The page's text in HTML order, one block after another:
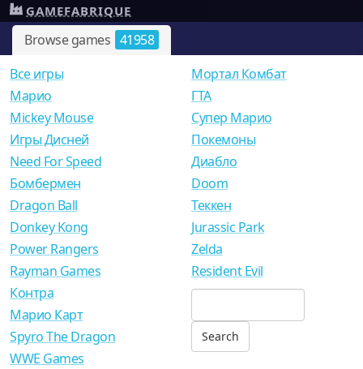
Browse games 41958
GAMEFABRIQUE
Все игры
Mарио
Mickey Mouse
Игры Дисней
Need For Speed
Мортал Комбат
ГТА
Супер Марио
Покемоны
Диабло
Бомбермен
Dragon Ball
Donkey Kong
Power Rangers
Rayman Games
Doom
Теккен
Jurassic Park
Zelda
Resident Evil
Контра
Марио Карт
Spyro The Dragon
WWE Games